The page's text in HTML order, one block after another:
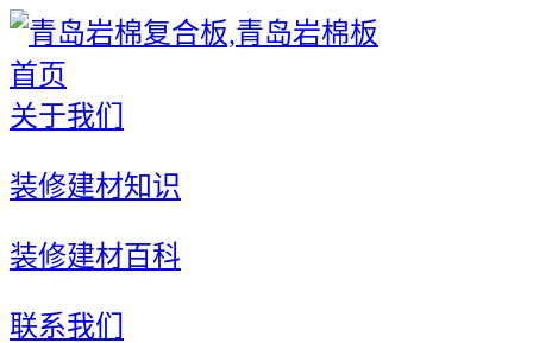
首页
关于我们
装修建材知识
装修建材百科
联系我们